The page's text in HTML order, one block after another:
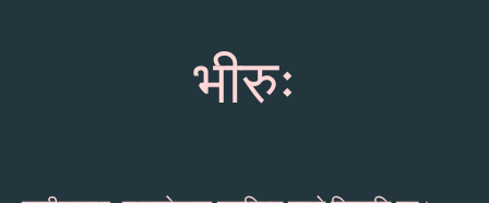
भीरुः